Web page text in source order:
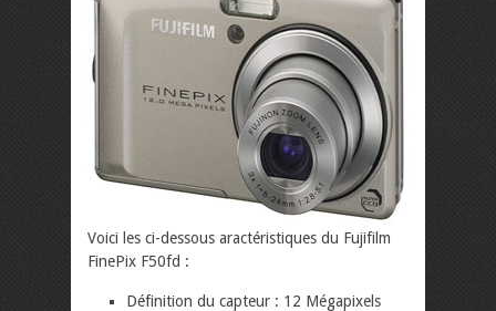
Voici les ci-dessous aractéristiques du Fujifilm
FinePix F50fd :
Définition du capteur : 12 Mégapixels